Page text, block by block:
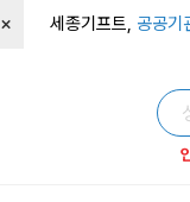
× 세종기프트, 공공기